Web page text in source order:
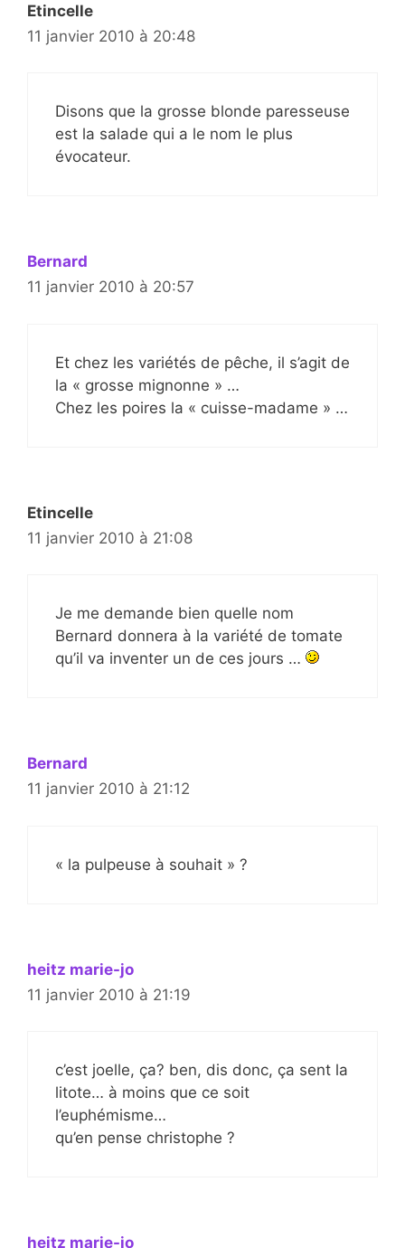
Etincelle
11 janvier 2010 à 20:48
Disons que la grosse blonde paresseuse
est la salade qui a le nom le plus
évocateur.
Bernard
11 janvier 2010 à 20:57
Et chez les variétés de pêche, il s’agit de
la « grosse mignonne » …
Chez les poires la « cuisse-madame » …
Etincelle
11 janvier 2010 à 21:08
Je me demande bien quelle nom
Bernard donnera à la variété de tomate
qu’il va inventer un de ces jours …
Bernard
11 janvier 2010 à 21:12
« la pulpeuse à souhait » ?
heitz marie-jo
11 janvier 2010 à 21:19
c’est joelle, ça? ben, dis donc, ça sent la
litote… à moins que ce soit
l’euphémisme…
qu’en pense christophe ?
heitz marie-jo